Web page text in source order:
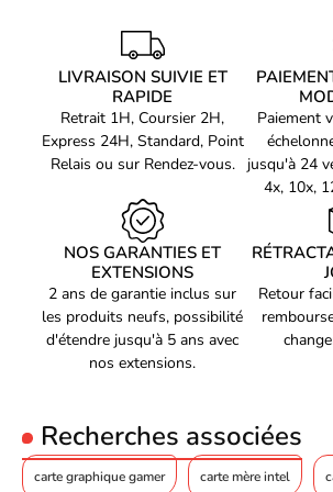
OC a été spécialement conçue pour répondre
gamers. Son design élégant et ses
en font le choix parfait pour les joueurs en
Un GPU NVIDIA GF RTX 5070 pour des
époustouflants
Avec son processeur graphique NVIDIA GF
graphique offre une qualité d'image
graphismes seront plus réalistes que jamais,
totale dans vos jeux préférés.
Processeurs de flux
6144
Coeurs de shading
Blackwell
Coeurs Tensor (AI)
5e génération
Oui
Support Direct X
Spécifications techniques
Multi-GPU
Aucun
Affichage
Résolution en jeu
HD Ready
Résolution(s) 4K UHD
Oui
LIVRAISON SUIVIE ET
RAPIDE
Retrait 1H, Coursier 2H,
Express 24H, Standard, Point
Relais ou sur Rendez-vous.
Paiement
jusqu'à 24
4x, 10x,
NOS GARANTIES ET
EXTENSIONS
2 ans de garantie inclus sur
les produits neufs, possibilité
d'étendre jusqu'à 5 ans avec
nos extensions.
Retour
Recherches associées
carte graphique gamer carte mère intel